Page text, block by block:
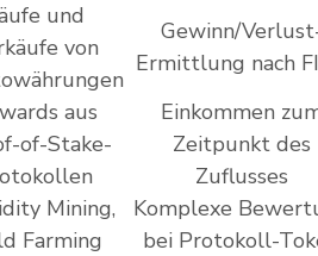
und
von
Gewinn/
Ermittlung nach
aus
of-Stake-
Einkommen
Zeitpunkt des
Zuflusses
Mining,
Farming
Komplexe
bei Protokoll-